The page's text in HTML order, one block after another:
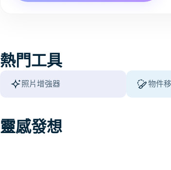
熱門工具
照片增強器 物件
靈感發想